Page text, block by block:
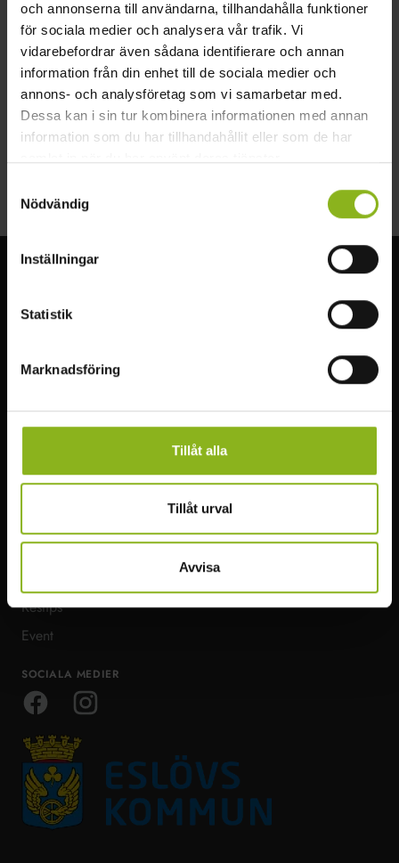
och annonserna till användarna, tillhandahålla funktioner
för sociala medier och analysera vår trafik. Vi
vidarebefordrar även sådana identifierare och annan
information från din enhet till de sociala medier och
annons- och analysföretag som vi samarbetar med.
Dessa kan i sin tur kombinera informationen med annan
information som du har tillhandahållit eller som de har
Nödvändig
Inställningar
Statistik
Marknadsföring
Tillåt alla
Tillåt urval
Avvisa
2023-09-02–2023-09-02
www.facebook.com/lanthandelsmuseet
Facebook
Att göra
Mat & dryck
Restips
Event
Ta dig runt
Om Visit Mittskåne
SOCIALA MEDIER
Facebook